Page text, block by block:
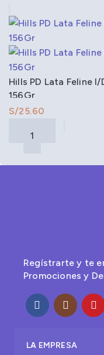
Hills PD Lata Feline
156Gr
S/
Regístrarte y te
Promociones y
LA EMPRESA